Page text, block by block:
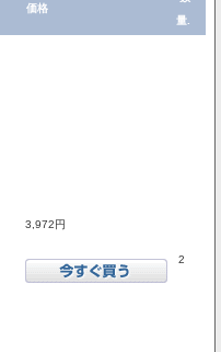
価格
量.
3,972円
2